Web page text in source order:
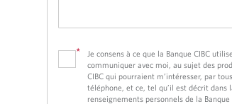
*
Je consens à ce que la Banque CIBC
communiquer avec moi, au sujet des
CIBC qui pourraient m’intéresser, par
téléphone, et ce, tel qu’il est décrit
renseignements personnels de la